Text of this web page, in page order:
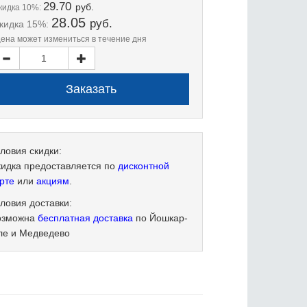
10%:29.70 руб.
15%: 28.05 руб.
может измениться в течение дня
скидки:
предоставляется по дисконтной
илиакциям
доставки:
бесплатная доставка по Йошкар-
и Медведево